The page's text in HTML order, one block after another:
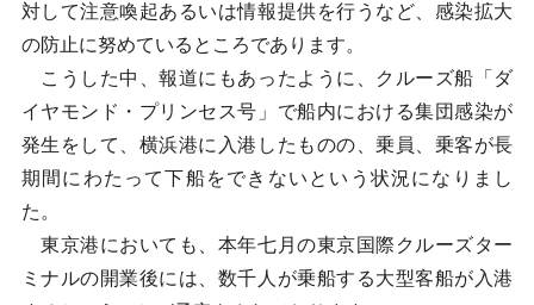
対して注意喚起あるいは情報提供を行うなど、感染拡大
の防止に努めているところであります。
こうした中、報道にもあったように、クルーズ船「ダ
イヤモンド・プリンセス号」で船内における集団感染が
発生をして、横浜港に入港したものの、乗員、乗客が長
期間にわたって下船をできないという状況になりまし
た。
東京港においても、本年七月の東京国際クルーズター
ミナルの開業後には、数千人が乗船する大型客船が入港